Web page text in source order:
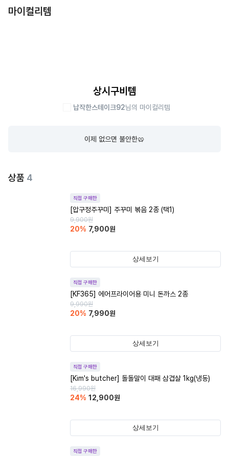
마이컬리템
상시구비템
납작한스테이크92님의 마이컬리템
이제 없으면 불안한🥨
상품 4
직접 구매한
[압구정주꾸미] 주꾸미 볶음 2종 (택1)
9,900원
20% 7,900원
상세보기
직접 구매한
[KF365] 에어프라이어용 미니 돈까스 2종
9,990원
20% 7,990원
상세보기
직접 구매한
[Kim's butcher] 돌돌말이 대패 삼겹살 1kg(냉동)
16,990원
24% 12,900원
상세보기
직접 구매한